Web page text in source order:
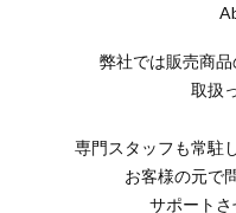
弊社では販売商品
取扱
専門スタッフも常駐
お客様の元で
サポートさ